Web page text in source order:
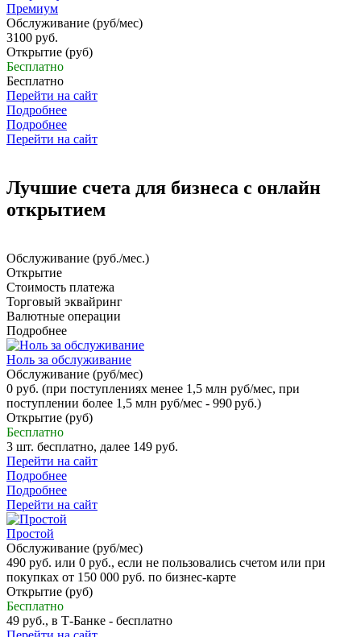
Премиум
Обслуживание (руб/мес)
3100 руб.
Открытие (руб)
Бесплатно
Бесплатно
Перейти на сайт
Подробнее
Подробнее
Перейти на сайт
Лучшие счета для бизнеса с онлайн
открытием
Обслуживание (руб./мес.)
Открытие
Стоимость платежа
Торговый эквайринг
Валютные операции
Подробнее
Ноль за обслуживание
Обслуживание (руб/мес)
0 руб. (при поступлениях менее 1,5 млн руб/мес, при
поступлении более 1,5 млн руб/мес - 990 руб.)
Открытие (руб)
Бесплатно
3 шт. бесплатно, далее 149 руб.
Перейти на сайт
Подробнее
Подробнее
Перейти на сайт
Простой
Обслуживание (руб/мес)
490 руб. или 0 руб., если не пользовались счетом или при
покупках от 150 000 руб. по бизнес-карте
Открытие (руб)
Бесплатно
49 руб., в Т‑Банке - бесплатно